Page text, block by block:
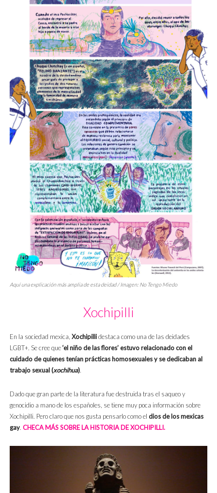
Aquí una explicación más amplia de esta deidad / Imagen: No Tengo Miedo
Xochipilli
En la sociedad mexica, Xochipillidestaca como una de las deidades
LGBT+. Se cree que‘el niño de las flores’estuvo relacionado con el
cuidado de quienes tenían prácticas homosexuales y se dedicaban al
trabajo sexual (xochihua).
Dado que gran parte de la literatura fue destruida tras el saqueo y
genocidio a mano de los españoles, se tiene muy poca información sobre
Xochipilli. Pero claro que nos gusta pensarlo como el dios de los mexicas
gay. CHECA MÁS SOBRE LA HISTORIA DE XOCHIPILLI.